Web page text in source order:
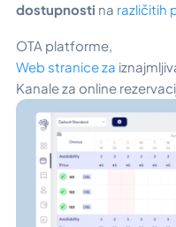
dostupnosti na različitih
OTA platforme,
Web stranice za
Kanale za online